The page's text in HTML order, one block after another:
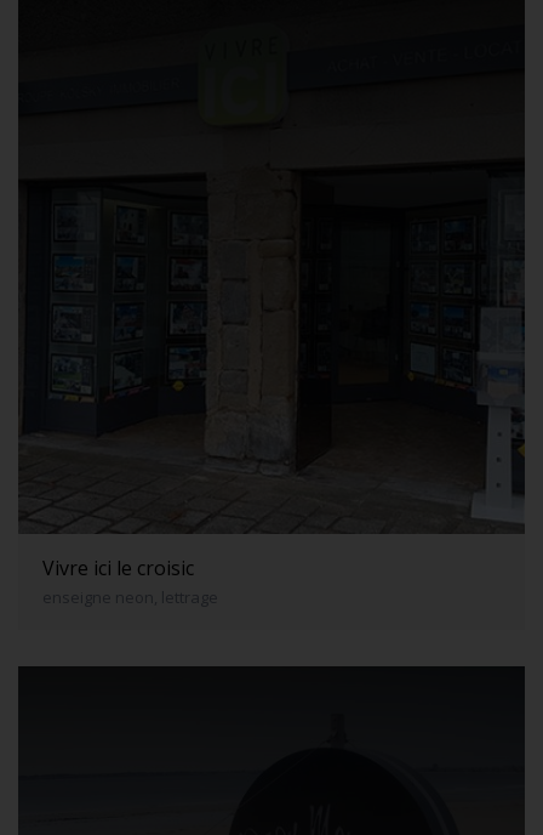
Vivre ici le croisic
enseigne neon, lettrage